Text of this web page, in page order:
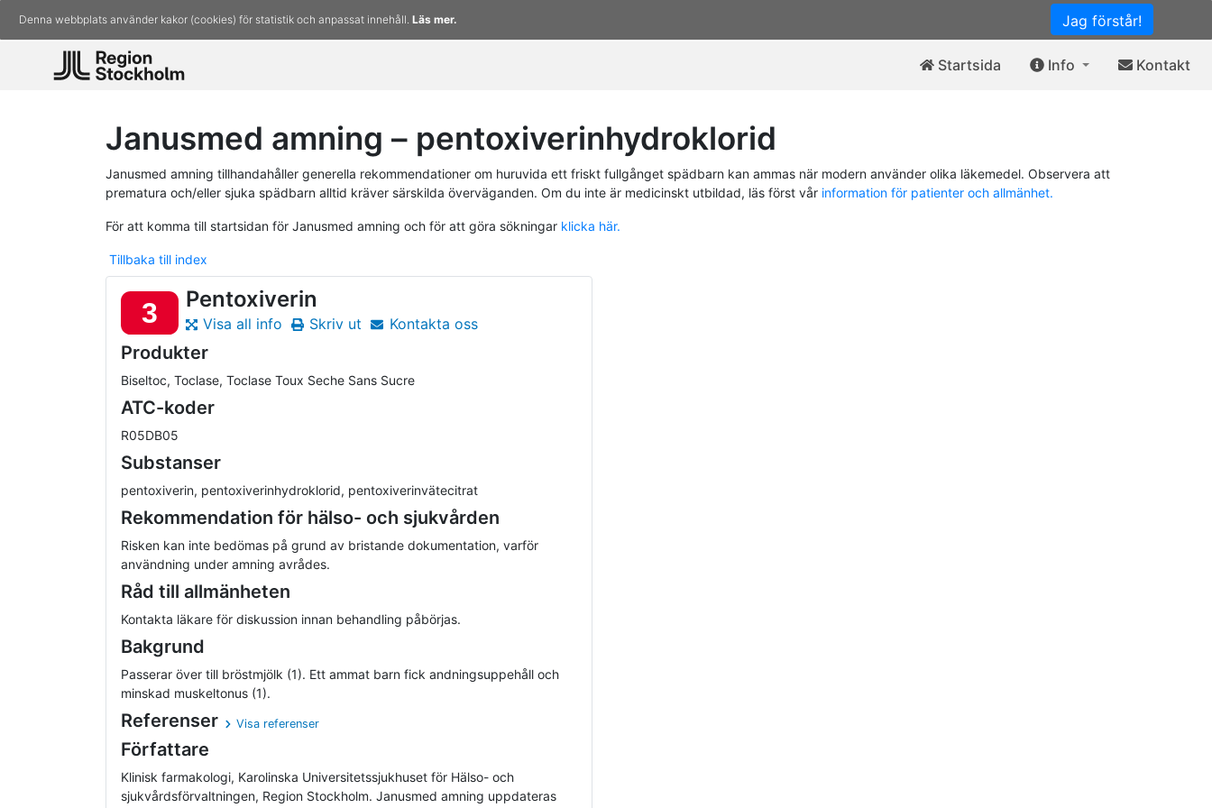
Jag förstår!
Denna webbplats använder kakor (cookies) för statistik och anpassat innehåll. Läs mer.
Startsida Info Kontakt
Janusmed amning – pentoxiverinhydroklorid
Janusmed amning tillhandahåller generella rekommendationer om huruvida ett friskt fullgånget spädbarn kan ammas när modern använder olika läkemedel. Observera att
prematura och/eller sjuka spädbarn alltid kräver särskilda överväganden. Om du inte är medicinskt utbildad, läs först vår information för patienter och allmänhet.
För att komma till startsidan för Janusmed amning och för att göra sökningar klicka här.
Tillbaka till index
3 Pentoxiverin
Visa all info Skriv ut Kontakta oss
Produkter
Biseltoc, Toclase, Toclase Toux Seche Sans Sucre
ATC-koder
R05DB05
Substanser
pentoxiverin, pentoxiverinhydroklorid, pentoxiverinvätecitrat
Rekommendation för hälso- och sjukvården
Risken kan inte bedömas på grund av bristande dokumentation, varför
användning under amning avrådes.
Råd till allmänheten
Kontakta läkare för diskussion innan behandling påbörjas.
Bakgrund
Passerar över till bröstmjölk (1). Ett ammat barn fick andningsuppehåll och
minskad muskeltonus (1).
Referenser Visa referenser
Författare
Klinisk farmakologi, Karolinska Universitetssjukhuset för Hälso- och
sjukvårdsförvaltningen, Region Stockholm. Janusmed amning uppdateras